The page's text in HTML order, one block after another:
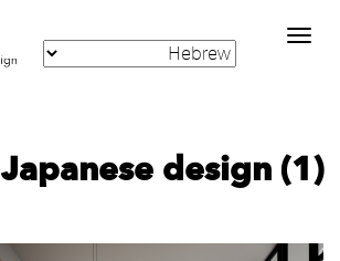
Toggle
navigation
Japanese design (1)